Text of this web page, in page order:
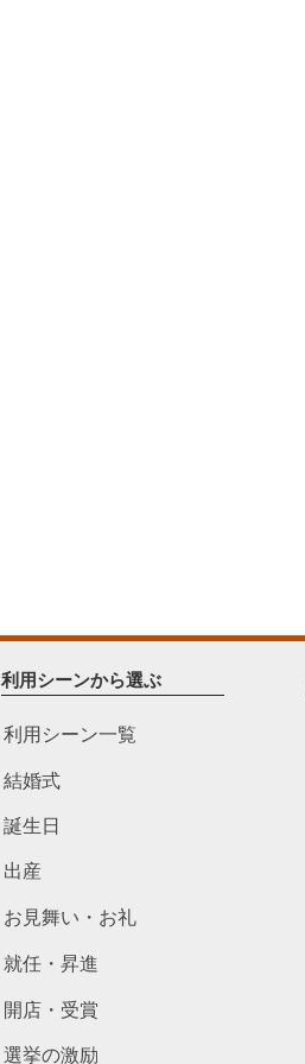
利用シーンから選ぶ
利用シーン一覧
結婚式
誕生日
出産
お見舞い・お礼
就任・昇進
開店・受賞
選挙の激励